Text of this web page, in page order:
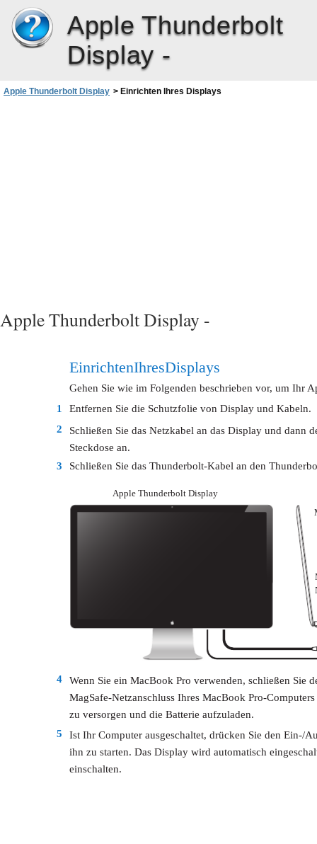
Apple Thunderbolt
Display -
Apple Thunderbolt Display > Einrichten Ihres Displays
Apple Thunderbolt Display -
Einrichten Ihres Displays
Gehen Sie wie im Folgenden beschrieben vor, um Ihr
1
Entfernen Sie die Schutzfolie von Display und Kabeln.
2
Schließen Sie das Netzkabel an das Display und dann
Steckdose an.
3
Schließen Sie das Thunderbolt-Kabel an den
Apple Thunderbolt Display
4
Wenn Sie ein MacBook Pro verwenden, schließen Sie
MagSafe-Netzanschluss Ihres MacBook Pro-
zu versorgen und die Batterie aufzuladen.
5
Ist Ihr Computer ausgeschaltet, drücken Sie den Ein-/
ihn zu starten. Das Display wird automatisch
einschalten.